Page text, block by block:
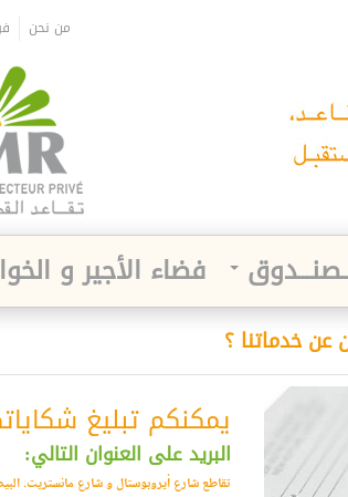
من نحن
فضاء الأجير و
عن خدماتنا ؟
يمكنكم تبليغ
البريد على العنوان التالي:
تقاطع شارع أيروبوستال و شارع مانستريت.